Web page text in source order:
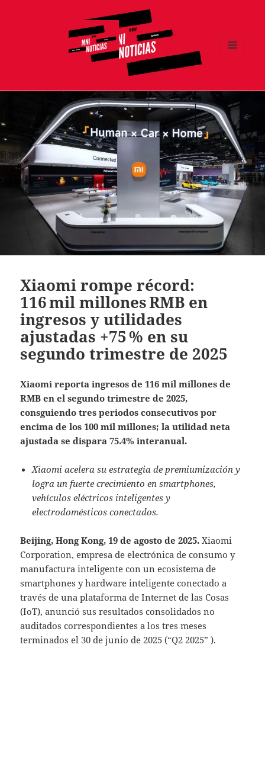
Xiaomi rompe récord:
116 mil millones RMB en
ingresos y utilidades
ajustadas +75 % en su
segundo trimestre de 2025
Xiaomi reporta ingresos de 116 mil millones de
RMB en el segundo trimestre de 2025,
consguiendo tres periodos consecutivos por
encima de los 100 mil millones; la utilidad neta
ajustada se dispara 75.4% interanual.
Xiaomi acelera su estrategia de premiumización y
logra un fuerte crecimiento en smartphones,
vehículos eléctricos inteligentes y
electrodomésticos conectados.
Beijing, Hong Kong, 19 de agosto de 2025. Xiaomi
Corporation, empresa de electrónica de consumo y
manufactura inteligente con un ecosistema de
smartphones y hardware inteligente conectado a
través de una plataforma de Internet de las Cosas
(IoT), anunció sus resultados consolidados no
auditados correspondientes a los tres meses
terminados el 30 de junio de 2025 (“Q2 2025” ).